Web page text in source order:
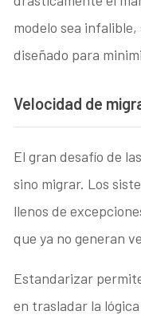
modelo sea
diseñado para
Velocidad de
El gran desafío de
sino migrar. Los
llenos de
que ya no generan
Estandarizar
en trasladar la